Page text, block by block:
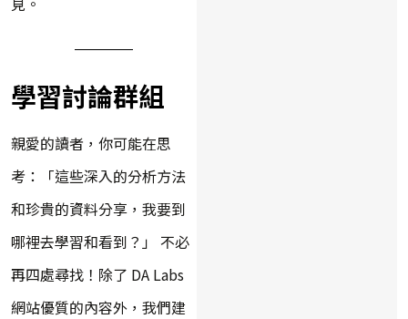
學習討論群組
親愛的讀者，你可能在思
考：「這些深入的分析方法
和珍貴的資料分享，我要到
哪裡去學習和看到？」 不必
再四處尋找！除了 DA Labs
網站優質的內容外，我們建